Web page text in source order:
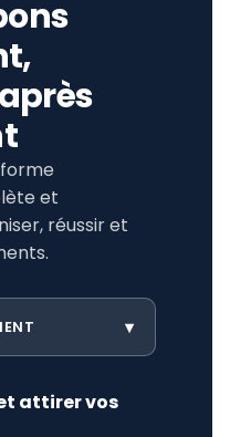
et
réussir et
attirer vos